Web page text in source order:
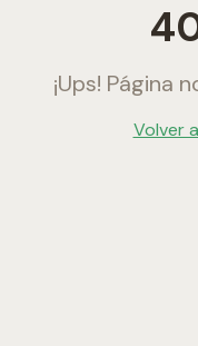
¡Ups! Página
Volver